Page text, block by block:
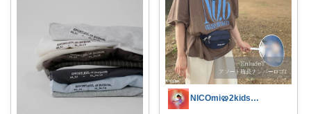
NICOmi🥨2kidsママ👦👧